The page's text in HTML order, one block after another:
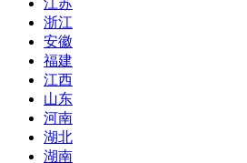
浙江
安徽
福建
江西
山东
河南
湖北
湖南